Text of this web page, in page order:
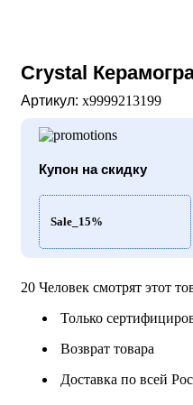
Crystal
Артикул: х9999213199
Купон на скидку
Sale_15%
20 Человек смотрят этот
Только
Возврат товара
Доставка по всей